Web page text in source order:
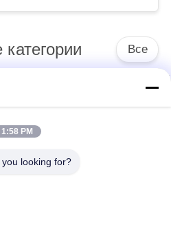
Все
использованная
ткань нейлона
Повторно
1:58 PM
looking for?